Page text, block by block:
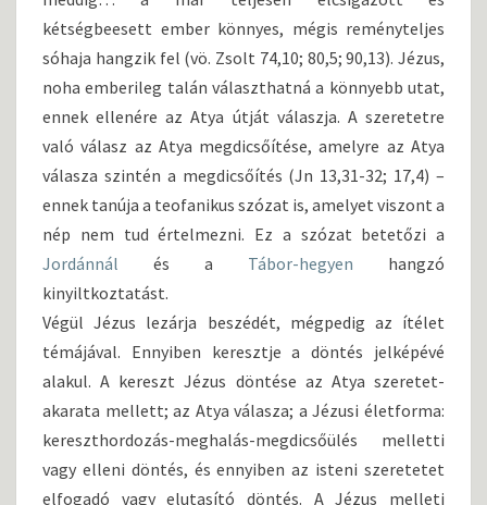
kétségbeesett ember könnyes, mégis reményteljes
sóhaja hangzik fel (vö. Zsolt 74,10; 80,5; 90,13). Jézus,
noha emberileg talán választhatná a könnyebb utat,
ennek ellenére az Atya útját válaszja. A szeretetre
való válasz az Atya megdicsőítése, amelyre az Atya
válasza szintén a megdicsőítés (Jn 13,31-32; 17,4) –
ennek tanúja a teofanikus szózat is, amelyet viszont a
nép nem tud értelmezni. Ez a szózat betetőzi a
Jordánnál és a Tábor-hegyen hangzó
kinyiltkoztatást.
Végül Jézus lezárja beszédét, mégpedig az ítélet
témájával. Ennyiben keresztje a döntés jelképévé
alakul. A kereszt Jézus döntése az Atya szeretet-
akarata mellett; az Atya válasza; a Jézusi életforma:
kereszthordozás-meghalás-megdicsőülés melletti
vagy elleni döntés, és ennyiben az isteni szeretetet
elfogadó vagy elutasító döntés. A Jézus melleti